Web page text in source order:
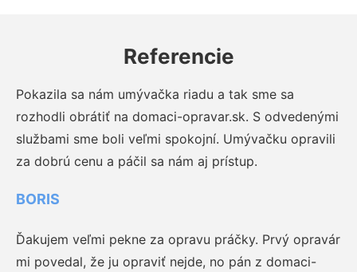
Referencie
Pokazila sa nám umývačka riadu a tak sme sa
rozhodli obrátiť na domaci-opravar.sk. S odvedenými
službami sme boli veľmi spokojní. Umývačku opravili
za dobrú cenu a páčil sa nám aj prístup.
BORIS
Ďakujem veľmi pekne za opravu práčky. Prvý opravár
mi povedal, že ju opraviť nejde, no pán z domaci-